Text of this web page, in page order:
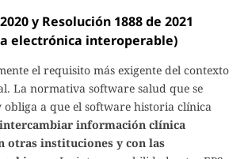
y Resolución 1888 de 2021
electrónica interoperable)
el requisito más exigente del contexto
La normativa software salud que se
obliga a que el software historia clínica
intercambiar información clínica
otras instituciones y con las